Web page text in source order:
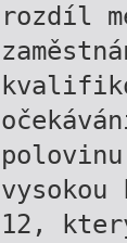
rozdíl
12,